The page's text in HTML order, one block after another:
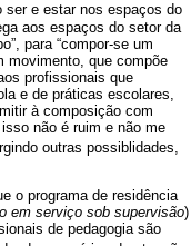
ser e estar nos espaços do
aos espaços do setor da
para “compor-se um
movimento, que compõe
profissionais que
e de práticas escolares,
à composição com
não é ruim e não me
outras possiblidades,
o programa de residência
em serviço sob supervisão)
de pedagogia são